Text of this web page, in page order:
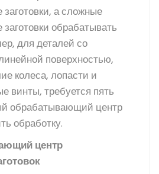
а сложные
обрабатывать
для деталей со
поверхностью,
колеса, лопасти и
винты, требуется пять
обрабатывающий центр
обработку.
центр